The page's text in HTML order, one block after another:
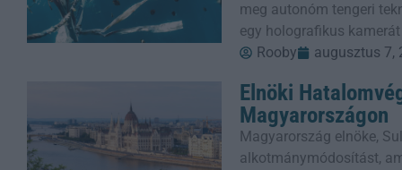
meg autonóm tengeri
egy holografikus
Rooby
augusztus 7,
Elnöki
Magyarországon
Magyarország elnöke,
alkotmánymódosítást,